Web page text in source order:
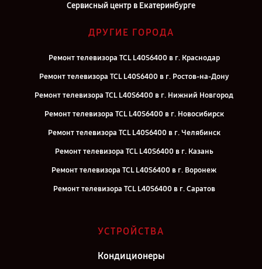
Сервисный центр в Екатеринбурге
ДРУГИЕ ГОРОДА
Ремонт телевизора TCL L40S6400 в г. Краснодар
Ремонт телевизора TCL L40S6400 в г. Ростов-на-Дону
Ремонт телевизора TCL L40S6400 в г. Нижний Новгород
Ремонт телевизора TCL L40S6400 в г. Новосибирск
Ремонт телевизора TCL L40S6400 в г. Челябинск
Ремонт телевизора TCL L40S6400 в г. Казань
Ремонт телевизора TCL L40S6400 в г. Воронеж
Ремонт телевизора TCL L40S6400 в г. Саратов
Ремонт телевизора TCL L40S6400 в г. Киров
Ремонт телевизора TCL L40S6400 в г. Санкт-Петербург
УСТРОЙСТВА
Кондиционеры